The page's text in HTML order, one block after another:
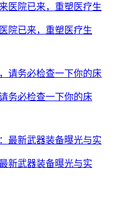
院已来，重塑医疗生
务必检查一下你的床
新武器装备曝光与实